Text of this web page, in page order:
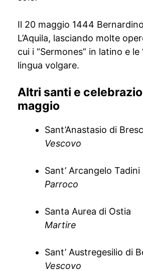
Il 20 maggio 1444
L’Aquila, lasciando molte
cui i “Sermones” in latino e le
lingua volgare.
Altri santi e
maggio
Sant’Anastasio di
Vescovo
Sant’ Arcangelo Tadini
Parroco
Santa Aurea di Ostia
Martire
Sant’ Austregesilio di
Vescovo